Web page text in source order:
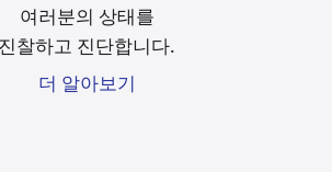
여러분의 상태를
진찰하고 진단합니다.
더 알아보기